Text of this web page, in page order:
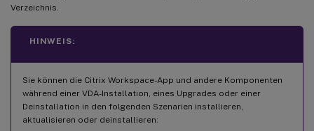
Verzeichnis.
HINWEIS:
Sie können die Citrix Workspace-App und andere Komponenten
während einer VDA-Installation, eines Upgrades oder einer
Deinstallation in den folgenden Szenarien installieren,
aktualisieren oder deinstallieren: